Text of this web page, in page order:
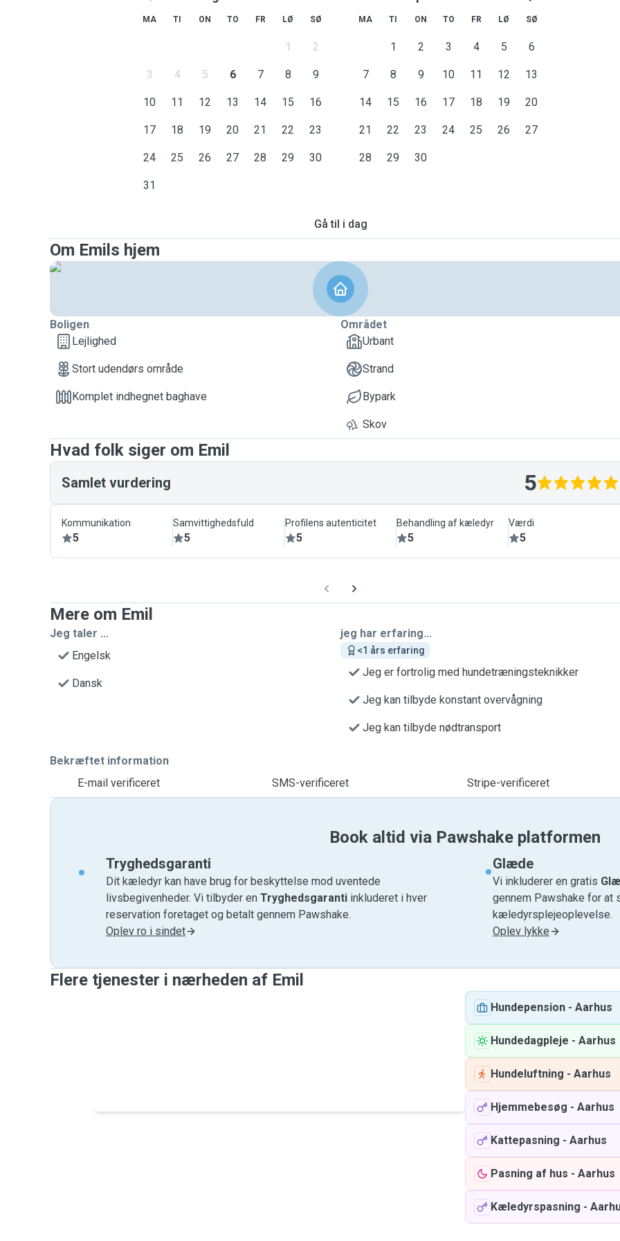
MA TI ON TO FR LØ SØ
1 2
3 4 5 6 7 8 9
10 11 12 13 14 15 16
17 18 19 20 21 22 23
24 25 26 27 28 29 30
31
MA TI ON TO FR LØ SØ
1 2 3 4 5 6
7 8 9 10 11 12 13
14 15 16 17 18 19 20
21 22 23 24 25 26 27
28 29 30
Gå til i dag
Om Emils hjem
Boligen
Lejlighed
Stort udendørs område
Komplet indhegnet baghave
Området
Urbant
Strand
Bypark
Skov
Hvad folk siger om Emil
Samlet vurdering 5
Kommunikation
5
Samvittighedsfuld
5
Profilens autenticitet
5
Behandling af kæledyr
5
Værdi
5
Mere om Emil
Jeg taler ...
Engelsk
Dansk
jeg har erfaring...
<1 års erfaring
Jeg er fortrolig med hundetræningsteknikker
Jeg kan tilbyde konstant overvågning
Jeg kan tilbyde nødtransport
Bekræftet information
E-mail verificeret
SMS-verificeret Stripe-verificeret
Book altid via Pawshake platformen
Tryghedsgaranti
Dit kæledyr kan have brug for beskyttelse mod uventede
livsbegivenheder. Vi tilbyder en Tryghedsgaranti inkluderet i hver
reservation foretaget og betalt gennem Pawshake.
Oplev ro i sindet
Glæde
Vi inkluderer en gratis
gennem Pawshake for at
kæledyrsplejeoplevelse.
Oplev lykke
Flere tjenester i nærheden af ​​Emil
Hundepension - Aarhus
Hundedagpleje - Aarhus
Hundeluftning - Aarhus
Hjemmebesøg - Aarhus
Kattepasning - Aarhus
Pasning af hus - Aarhus
Kæledyrspasning -